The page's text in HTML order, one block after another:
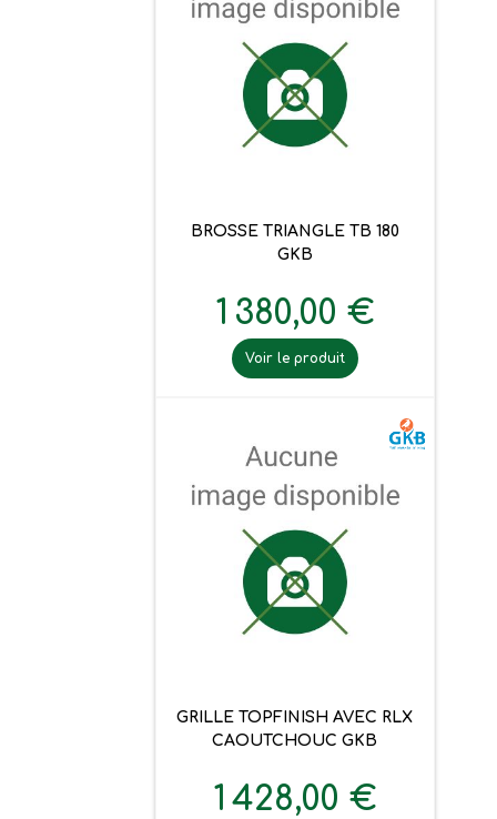
BROSSE TRIANGLE TB 180
GKB
1 380,00 €
Voir le produit
GRILLE TOPFINISH AVEC RLX
CAOUTCHOUC GKB
1 428,00 €